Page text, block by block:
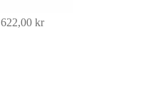
622,00 kr